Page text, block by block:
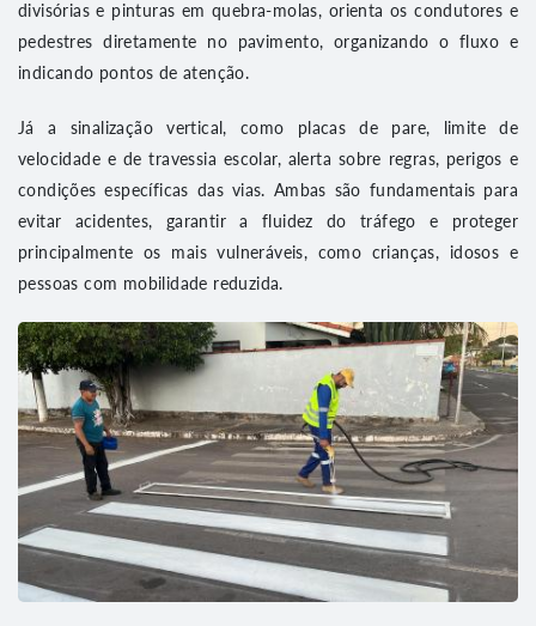
divisórias e pinturas em quebra-molas, orienta os condutores e
pedestres diretamente no pavimento, organizando o fluxo e
indicando pontos de atenção.
Já a sinalização vertical, como placas de pare, limite de
velocidade e de travessia escolar, alerta sobre regras, perigos e
condições específicas das vias. Ambas são fundamentais para
evitar acidentes, garantir a fluidez do tráfego e proteger
principalmente os mais vulneráveis, como crianças, idosos e
pessoas com mobilidade reduzida.